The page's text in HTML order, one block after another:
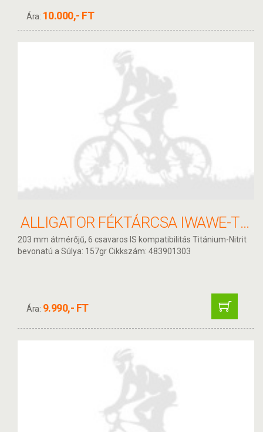
Ára: 10.000,- FT
ALLIGATOR FÉKTÁRCSA IWAWE-TI 203 MM HKR16TI
203 mm átmérőjű, 6 csavaros IS kompatibilitás Titánium-Nitrit
bevonatú a Súlya: 157gr Cikkszám: 483901303
Ára: 9.990,- FT